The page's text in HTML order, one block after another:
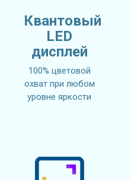
Квантовый
LED
дисплей
100% цветовой
охват при любом
уровне яркости